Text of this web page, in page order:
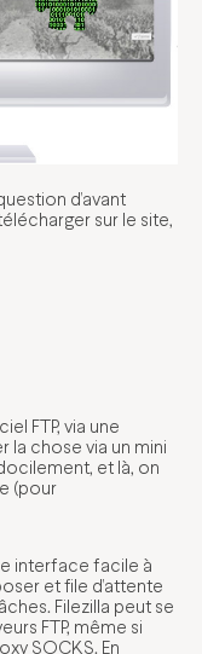
d’avant
sur le site,
FTP, via une
chose via un mini
et là, on
(pour
interface facile à
et file d’attente
Filezilla peut se
FTP, même si
SOCKS. En